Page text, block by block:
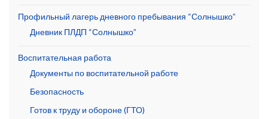
Профильный лагерь дневного пребывания “Солнышко”
Дневник ПЛДП “Солнышко”
Воспитательная работа
Документы по воспитательной работе
Безопасность
Готов к труду и обороне (ГТО)